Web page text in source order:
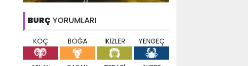
BURÇ YORUMLARI
KOÇ BOĞA İKİZLER YENGEÇ